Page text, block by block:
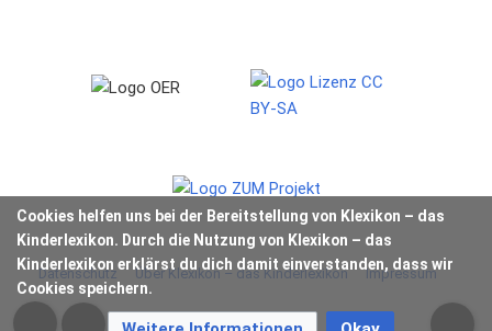
Cookies helfen uns bei der Bereitstellung von Klexikon – das
Kinderlexikon. Durch die Nutzung von Klexikon – das
Kinderlexikon erklärst du dich damit einverstanden, dass wir
Cookies speichern.
Datenschutz Über Klexikon – das Kinderlexikon Impressum